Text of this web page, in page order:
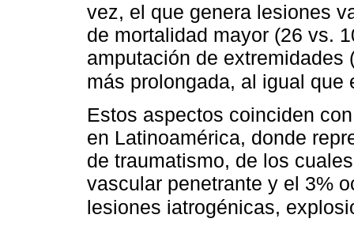
vez, el que genera lesiones
de mortalidad mayor (26 vs.
amputación de
más prolongada, al igual
Estos aspectos coinciden
en Latinoamérica, donde
de traumatismo, de los
vascular penetrante y el 3%
lesiones iatrogénicas,